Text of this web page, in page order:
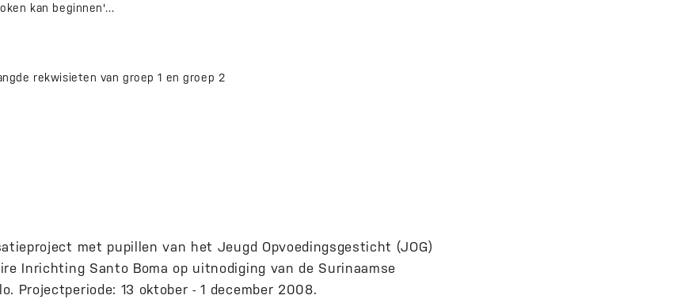
kan beginnen'...
rekwisieten van groep 1 en groep 2
met pupillen van het Jeugd Opvoedingsgesticht (JOG)
Inrichting Santo Boma op uitnodiging van de Surinaamse
Projectperiode: 13 oktober - 1 december 2008.